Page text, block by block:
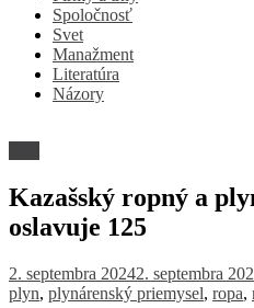
Spoločnosť
Svet
Manažment
Literatúra
Názory
Kazašský ropný a
oslavuje 125
2. septembra 20242. septembra
plyn, plynárenský priemysel, ropa,